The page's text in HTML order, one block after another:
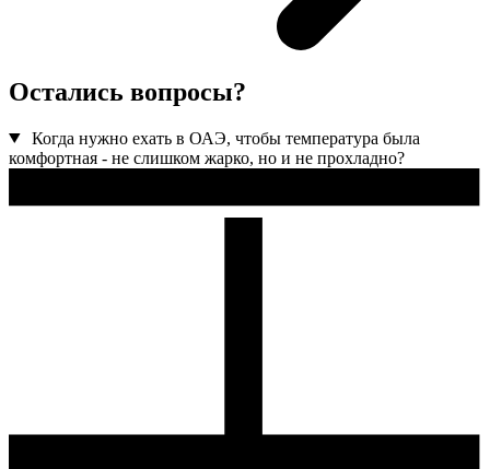
Остались вопросы?
Когда нужно ехать в ОАЭ, чтобы температура была
комфортная - не слишком жарко, но и не прохладно?